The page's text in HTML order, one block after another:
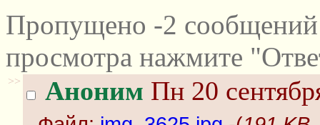
Пропущено -2
просмотра нажмите
>> Аноним Пн 20